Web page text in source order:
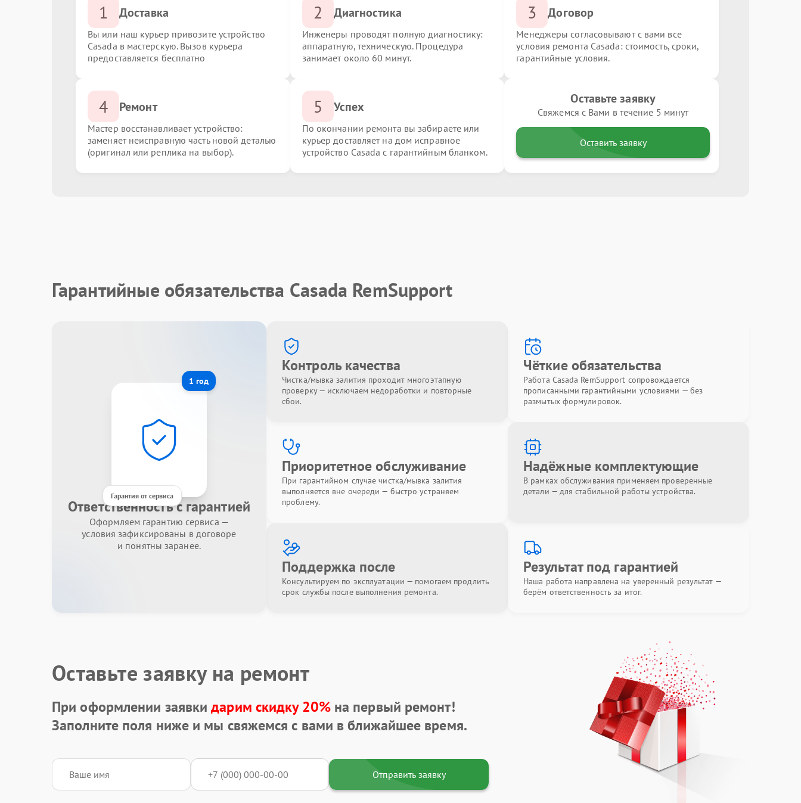
1 Доставка
Вы или наш курьер привозите устройство
Casada в мастерскую. Вызов курьера
предоставляется бесплатно
2 Диагностика
Инженеры проводят полную диагностику:
аппаратную, техническую. Процедура
занимает около 60 минут.
3 Договор
Менеджеры согласовывают с вами все
условия ремонта Casada: стоимость, сроки,
гарантийные условия.
4 Ремонт
Мастер восстанавливает устройство:
заменяет неисправную часть новой деталью
(оригинал или реплика на выбор).
5 Успех
По окончании ремонта вы забираете или
курьер доставляет на дом исправное
устройство Casada с гарантийным бланком.
Оставьте заявку
Свяжемся с Вами в течение 5 минут
Оставить заявку
Гарантийные обязательства Casada RemSupport
1 год
Гарантия от сервиса
Ответственность с гарантией
Оформляем гарантию сервиса —
условия зафиксированы в договоре
и понятны заранее.
Контроль качества
Чистка/мывка залития проходит многоэтапную
проверку — исключаем недоработки и повторные
сбои.
Чёткие обязательства
Работа Casada RemSupport сопровождается
прописанными гарантийными условиями — без
размытых формулировок.
Приоритетное обслуживание
При гарантийном случае чистка/мывка залития
выполняется вне очереди — быстро устраняем
проблему.
Надёжные комплектующие
В рамках обслуживания применяем проверенные
детали — для стабильной работы устройства.
Поддержка после
Консультируем по эксплуатации — помогаем продлить
срок службы после выполнения ремонта.
Результат под гарантией
Наша работа направлена на уверенный результат —
берём ответственность за итог.
Оставьте заявку на ремонт
При оформлении заявкидарим скидку 20%на первый ремонт!
Заполните поля ниже и мы свяжемся с вами в ближайшее время.
Отправить заявку